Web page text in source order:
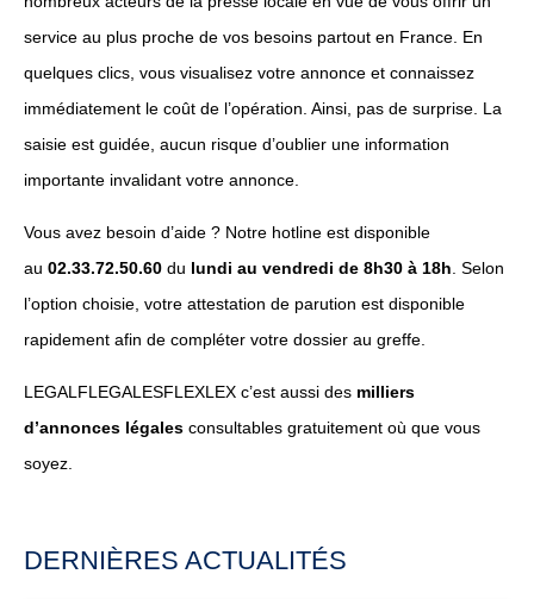
service au plus proche de vos besoins partout en France. En
quelques clics, vous visualisez votre annonce et connaissez
immédiatement le coût de l’opération. Ainsi, pas de surprise. La
saisie est guidée, aucun risque d’oublier une information
importante invalidant votre annonce.
Vous avez besoin d’aide ? Notre hotline est disponible
au 02.33.72.50.60 du lundi au vendredi de 8h30 à 18h . Selon
l’option choisie, votre attestation de parution est disponible
rapidement afin de compléter votre dossier au greffe.
LEGALFLEGALESFLEXLEX c’est aussi des milliers
d’annonces légales consultables gratuitement où que vous
soyez.
DERNIÈRES ACTUALITÉS